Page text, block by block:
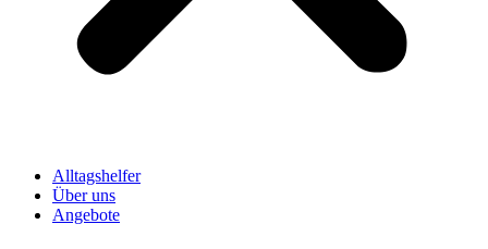
Alltagshelfer
Über uns
Angebote